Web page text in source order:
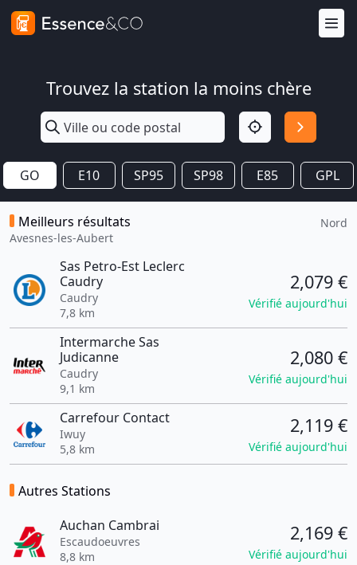
Trouvez la station la moins chère
GO E10 SP95 SP98 E85 GPL
Meilleurs résultats
Avesnes-les-Aubert
Nord
Sas Petro-Est Leclerc
Caudry
Caudry
7,8 km
2,079 €
Vérifié aujourd'hui
Intermarche Sas
Judicanne
Caudry
9,1 km
2,080 €
Vérifié aujourd'hui
Carrefour Contact
Iwuy
5,8 km
2,119 €
Vérifié aujourd'hui
Autres Stations
Auchan Cambrai
Escaudoeuvres
8,8 km
2,169 €
Vérifié aujourd'hui